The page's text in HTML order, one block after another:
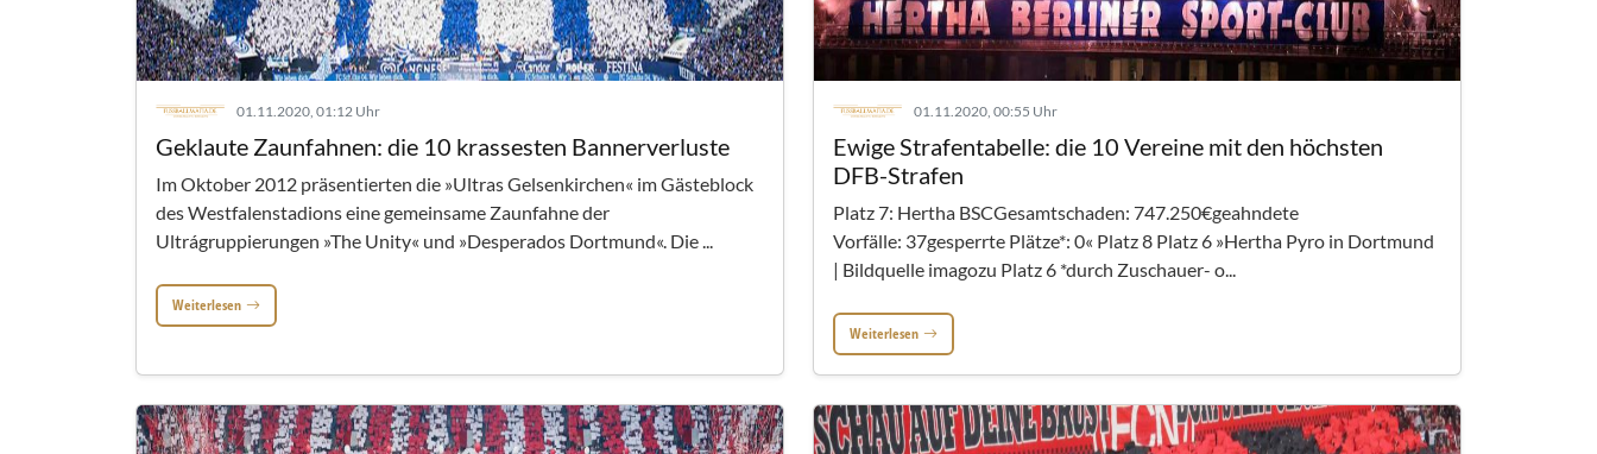
01.11.2020, 01:12 Uhr
Geklaute Zaunfahnen: die 10 krassesten Bannerverluste
Im Oktober 2012 präsentierten die »Ultras Gelsenkirchen« im Gästeblock
des Westfalenstadions eine gemeinsame Zaunfahne der
Ultrágruppierungen »The Unity« und »Desperados Dortmund«. Die ...
Weiterlesen
01.11.2020, 00:55 Uhr
Ewige Strafentabelle: die 10 Vereine mit den höchsten
DFB-Strafen
Platz 7: Hertha BSCGesamtschaden: 747.250€geahndete
Vorfälle: 37gesperrte Plätze*: 0« Platz 8 Platz 6 »Hertha Pyro in Dortmund
| Bildquelle imagozu Platz 6 *durch Zuschauer- o...
Weiterlesen